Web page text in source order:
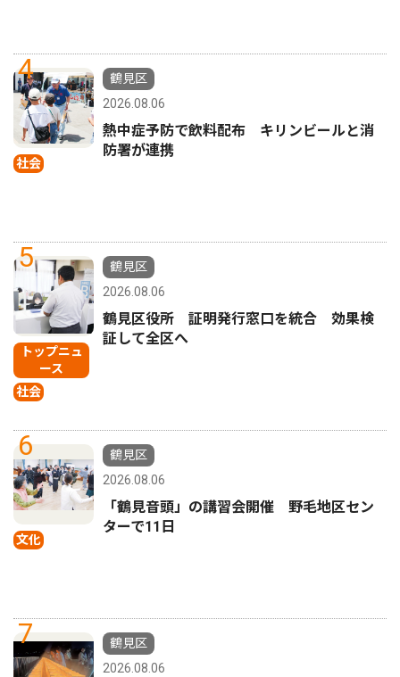
4
社会
鶴見区
2026.08.06
熱中症予防で飲料配布 キリンビールと消
防署が連携
5
トップニュ
ース
社会
鶴見区
2026.08.06
鶴見区役所 証明発行窓口を統合 効果検
証して全区へ
6
文化
鶴見区
2026.08.06
「鶴見音頭」の講習会開催 野毛地区セン
ターで11日
7
鶴見区
2026.08.06